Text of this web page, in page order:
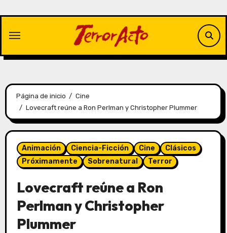
contenido
Página de inicio
Cine
Lovecraft reúne a Ron Perlman y Christopher Plummer
Animación Ciencia-Ficción Cine
Clásicos
Próximamente
Sobrenatural Terror
Lovecraft reúne a Ron
Perlman y Christopher
Plummer